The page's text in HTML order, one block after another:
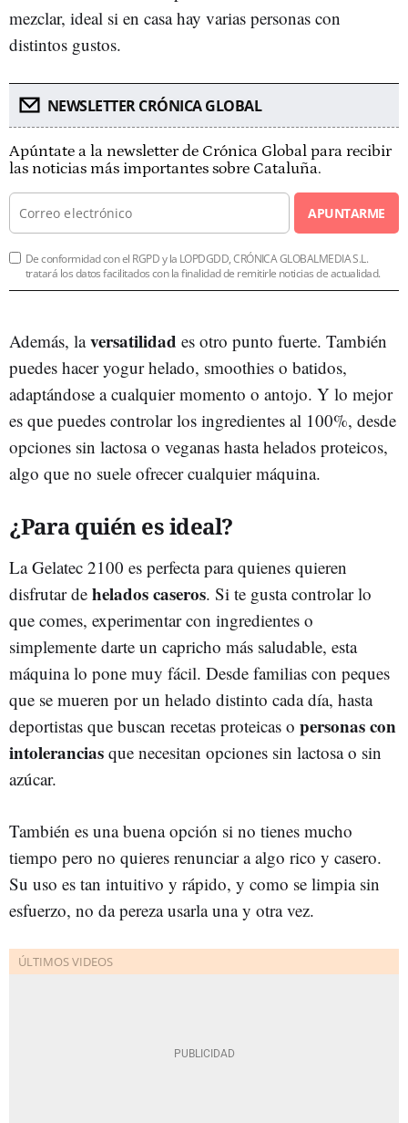
mezclar, ideal si en casa hay varias personas con
distintos gustos.
NEWSLETTER CRÓNICA GLOBAL
Apúntate a la newsletter de Crónica Global para recibir
las noticias más importantes sobre Cataluña.
APUNTARME
De conformidad con el RGPD y la LOPDGDD, CRÓNICA GLOBALMEDIA S.L.
tratará los datos facilitados con la finalidad de remitirle noticias de actualidad.
Además, laversatilidad es otro punto fuerte. También
puedes hacer yogur helado, smoothies o batidos,
adaptándose a cualquier momento o antojo. Y lo mejor
es que puedes controlar los ingredientes al 100%, desde
opciones sin lactosa o veganas hasta helados proteicos,
algo que no suele ofrecer cualquier máquina.
¿Para quién es ideal?
La Gelatec 2100 es perfecta para quienes quieren
disfrutar de helados caseros. Si te gusta controlar lo
que comes, experimentar con ingredientes o
simplemente darte un capricho más saludable, esta
máquina lo pone muy fácil. Desde familias con peques
que se mueren por un helado distinto cada día, hasta
deportistas que buscan recetas proteicas o personas con
intolerancias que necesitan opciones sin lactosa o sin
azúcar.
También es una buena opción si no tienes mucho
tiempo pero no quieres renunciar a algo rico y casero.
Su uso es tan intuitivo y rápido, y como se limpia sin
esfuerzo, no da pereza usarla una y otra vez.